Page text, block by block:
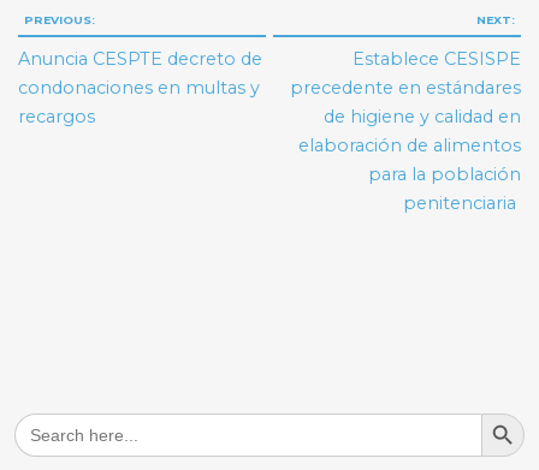
Navegación
de
entradas
PREVIOUS:
Anuncia CESPTE decreto de
condonaciones en multas y
recargos
NEXT:
Establece CESISPE
precedente en estándares
de higiene y calidad en
elaboración de alimentos
para la población
penitenciaria
Search
for:
Search